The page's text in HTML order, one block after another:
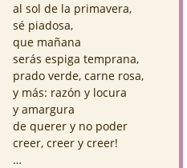
al sol de la primavera,
sé piadosa,
que mañana
serás espiga temprana,
prado verde, carne rosa,
y más: razón y locura
y amargura
de querer y no poder
creer, creer y creer!
…